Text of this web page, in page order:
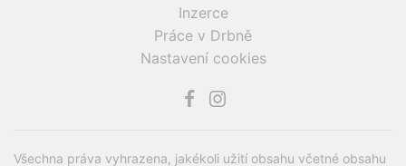
Inzerce
Práce v Drbně
Nastavení cookies
Všechna práva vyhrazena, jakékoli užití obsahu včetné obsahu